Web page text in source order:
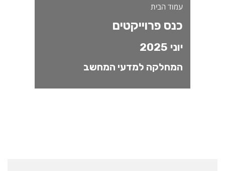
עמוד הבית
כנס פרוייקטים
יוני 2025
המחלקה למדעי המחשב